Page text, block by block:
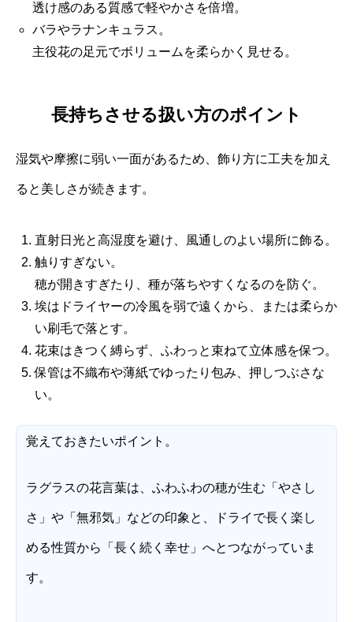
透け感のある質感で軽やかさを倍増。
バラやラナンキュラス。
主役花の足元でボリュームを柔らかく見せる。
長持ちさせる扱い方のポイント
湿気や摩擦に弱い一面があるため、飾り方に工夫を加え
ると美しさが続きます。
直射日光と高湿度を避け、風通しのよい場所に飾る。
触りすぎない。
穂が開きすぎたり、種が落ちやすくなるのを防ぐ。
埃はドライヤーの冷風を弱で遠くから、または柔らか
い刷毛で落とす。
花束はきつく縛らず、ふわっと束ねて立体感を保つ。
保管は不織布や薄紙でゆったり包み、押しつぶさな
い。
覚えておきたいポイント。
ラグラスの花言葉は、ふわふわの穂が生む「やさし
さ」や「無邪気」などの印象と、ドライで長く楽し
める性質から「長く続く幸せ」へとつながっていま
す。